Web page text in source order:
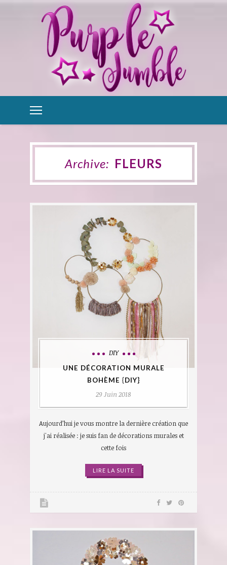
Archive: FLEURS
DIY
UNE DÉCORATION MURALE
BOHÈME {DIY}
29 Juin 2018
Aujourd’hui je vous montre la dernière création que
j'ai réalisée : je suis fan de décorations murales et
cette fois
LIRE LA SUITE